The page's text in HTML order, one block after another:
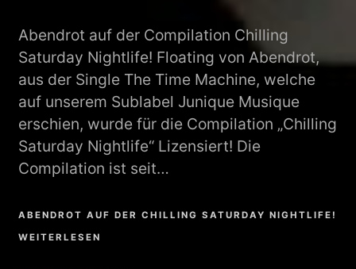
Abendrot auf der Compilation Chilling
Saturday Nightlife! Floating von Abendrot,
aus der Single The Time Machine, welche
auf unserem Sublabel Junique Musique
erschien, wurde für die Compilation „Chilling
Saturday Nightlife“ Lizensiert! Die
Compilation ist seit…
ABENDROT AUF DER CHILLING SATURDAY NIGHTLIFE!
WEITERLESEN